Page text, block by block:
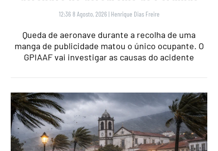
12:36 8 Agosto, 2026 | Henrique Dias Freire
Queda de aeronave durante a recolha de uma
manga de publicidade matou o único ocupante. O
GPIAAF vai investigar as causas do acidente